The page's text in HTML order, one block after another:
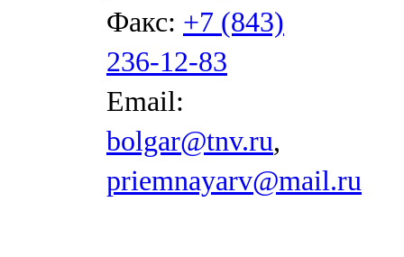
Факс: +7 (843)
236-12-83
Email:
bolgar@tnv.ru,
priemnayarv@mail.ru